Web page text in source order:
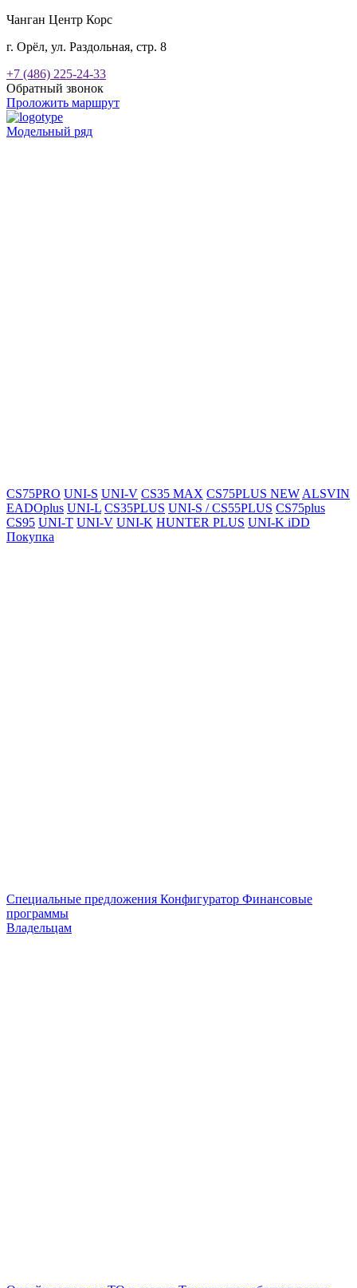
Чанган Центр Корс
г. Орёл, ул. Раздольная, стр. 8
+7 (486) 225-24-33
Обратный звонок
Проложить маршрут
Модельный ряд
CS75PRO UNI-S UNI-V CS35 MAX CS75PLUS NEW ALSVIN
EADOplus UNI-L CS35PLUS UNI-S / CS55PLUS CS75plus
CS95 UNI-T UNI-V UNI-K HUNTER PLUS UNI-K iDD
Покупка
Специальные предложения Конфигуратор Финансовые
программы
Владельцам